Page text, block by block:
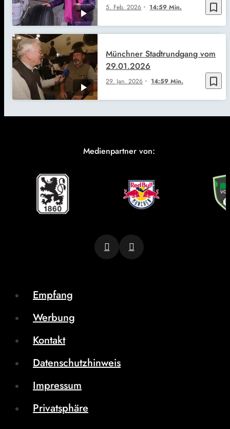
bookmark_border
5. Feb. 2026 14:59 Min.
bookmark_border
29. Jan. 2026 14:59 Min.
Münchner Stadtrundgang vom
29.01.2026
Medienpartner von:
Empfang
Werbung
Kontakt
Datenschutzhinweis
Impressum
Privatsphäre